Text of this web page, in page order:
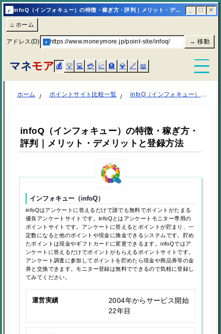
e infoQ（インフォキュー）の特徴・稼ぎ方・評判｜メリット・デメリットと登録方法 ☐ ✕
⌂ ホーム
アドレス(D) e https://www.moneymore.jp/point-site/infoq/ → 移動
マネモア 💰 💡 💻 💳 📈 🏦 💎 🔗 📖
ホーム ポイントサイト比較一覧 infoQ（インフォキュー）の特徴・稼ぎ方・評判｜メリット・デメリットと登録方法
infoQ（インフォキュー）の特徴・稼ぎ方・
評判｜メリット・デメリットと登録方法
インフォキュー（infoQ）
infoQはアンケートに答えるだけで誰でも無料でポイントがたまる
優良アンケートサイトです。infoQとはアンケートモニター専用の
ポイントサイトです。アンケートに答えるとポイントが貯まり、一
定数になると他のポイントや現金に換金できるシステムです。貯め
たポイントは現金やギフトカードに変更できるます。infoQではア
ンケートに答えるだけでポイントがもらえるポイントサイトです。
アンケート調査に参加してポイントを貯めたら現金や商品券等の金
券と交換できます。モニター登録は無料でできるので気軽に登録し
てみてください。
運営実績
2004年からサービス開始
22年目